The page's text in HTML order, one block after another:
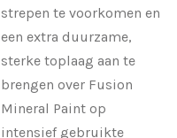
strepen te voorkomen en
een extra duurzame,
sterke toplaag aan te
brengen over Fusion
Mineral Paint op
intensief gebruikte